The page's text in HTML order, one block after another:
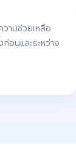
ามช่วยเหลือ
นและระหว่าง